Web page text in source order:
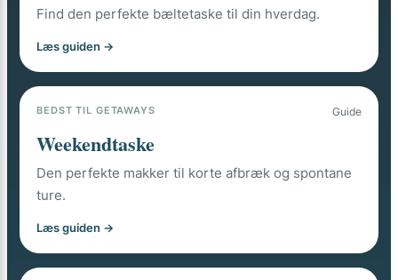
Find den perfekte bæltetaske til din hverdag.
Læs guiden →
BEDST TIL GETAWAYS Guide
Weekendtaske
Den perfekte makker til korte afbræk og spontane
ture.
Læs guiden →